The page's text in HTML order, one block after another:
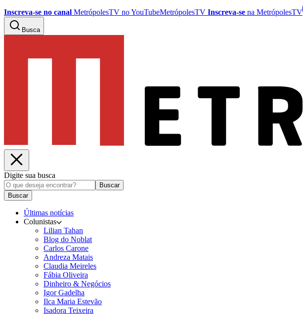
Inscreva-se no canal MetrópolesTV noYouTubeMetrópolesTV Inscreva-se na MetrópolesTV
Busca
Digite sua busca
Buscar
Buscar
Últimas notícias
Colunistas
Lilian Tahan
Blog do Noblat
Carlos Carone
Andreza Matais
Claudia Meireles
Fábia Oliveira
Dinheiro & Negócios
Igor Gadelha
Ilca Maria Estevão
Isadora Teixeira